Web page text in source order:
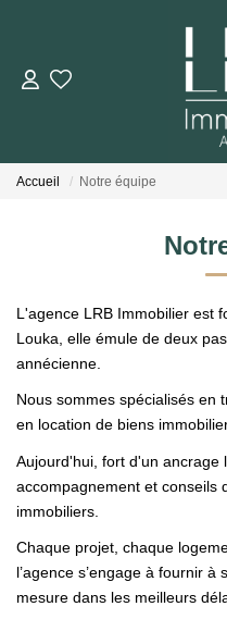
Votre
FAIRE
Accueil Notre équipe
L'agence LRB Immobilier est
Louka, elle émule de deux
annécienne.
Nous sommes spécialisés en
en location de biens
Aujourd'hui, fort d'un ancrage
accompagnement et conseils
immobiliers.
Chaque projet, chaque
l’agence s’engage à fournir
mesure dans les meilleurs